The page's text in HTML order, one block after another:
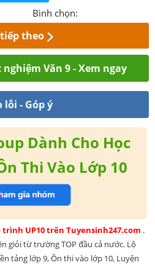
Bình chọn:
theo
nghiệm Văn 9 - Xem ngay
lỗi - Góp ý
Dành Cho Học
Thi Vào Lớp 10
UP10 trên Tuyensinh247.com .
giỏi từ trường TOP đầu cả nước. Lộ
tảng lớp 9, Ôn thi vào lớp 10, Luyện